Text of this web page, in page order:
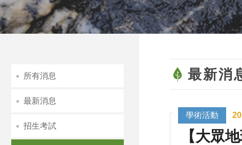
最新消
學術活動
【大眾
所有消息
最新消息
招生考試